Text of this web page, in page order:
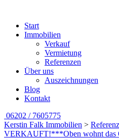
Start
Immobilien
Verkauf
Vermietung
Referenzen
Über uns
Auszeichnungen
Blog
Kontakt
06202 / 7605775
Kerstin Falk Immobilien >
VERKAUFT!***Oben wohnt das